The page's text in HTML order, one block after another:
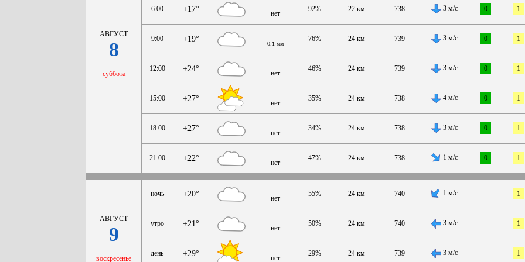
АВГУСТ
8
суббота
6:00 +17° нет
92% 22 км 738 3 м/с 0 1
9:00 +19°
0.1 мм
76% 24 км 739 3 м/с 0 1
12:00 +24° нет
46% 24 км 739 3 м/с 0 1
15:00 +27° нет
35% 24 км 738 4 м/с 0 1
18:00 +27° нет
34% 24 км 738 3 м/с 0 1
21:00 +22° нет
47% 24 км 738 1 м/с 0 1
АВГУСТ
9
воскресенье
ночь +20° нет
55% 24 км 740 1 м/с 1
утро +21° нет
50% 24 км 740 3 м/с 1
день +29° нет
29% 24 км 739 3 м/с 1